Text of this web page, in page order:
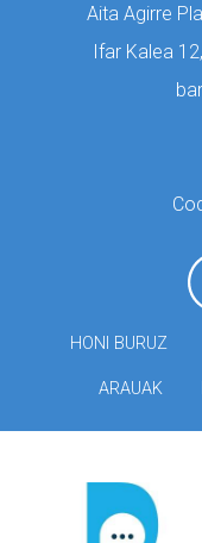
Aita Agirre
Ifar Kalea
HONI BURUZ
ARAUAK